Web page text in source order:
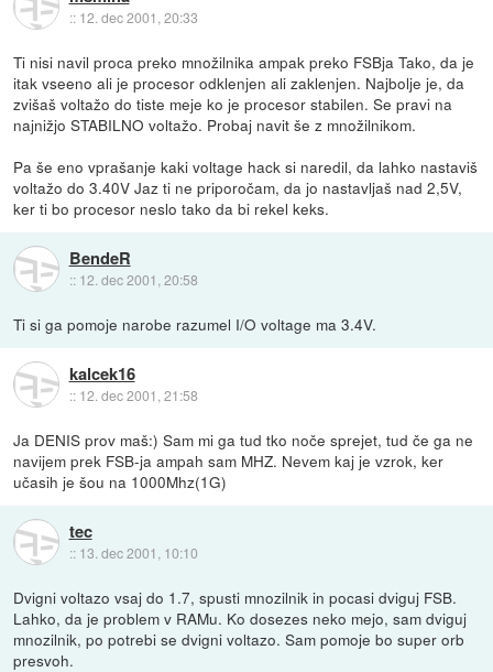
:: 12. dec 2001, 20:33
Ti nisi navil proca preko množilnika ampak preko FSBja Tako, da je
itak vseeno ali je procesor odklenjen ali zaklenjen. Najbolje je, da
zvišaš voltažo do tiste meje ko je procesor stabilen. Se pravi na
najnižjo STABILNO voltažo. Probaj navit še z množilnikom.
Pa še eno vprašanje kaki voltage hack si naredil, da lahko nastaviš
voltažo do 3.40V Jaz ti ne priporočam, da jo nastavljaš nad 2,5V,
ker ti bo procesor neslo tako da bi rekel keks.
BendeR
:: 12. dec 2001, 20:58
Ti si ga pomoje narobe razumel I/O voltage ma 3.4V.
kalcek16
:: 12. dec 2001, 21:58
Ja DENIS prov maš:) Sam mi ga tud tko noče sprejet, tud če ga ne
navijem prek FSB-ja ampah sam MHZ. Nevem kaj je vzrok, ker
učasih je šou na 1000Mhz(1G)
tec
:: 13. dec 2001, 10:10
Dvigni voltazo vsaj do 1.7, spusti mnozilnik in pocasi dviguj FSB.
Lahko, da je problem v RAMu. Ko dosezes neko mejo, sam dviguj
mnozilnik, po potrebi se dvigni voltazo. Sam pomoje bo super orb
presvoh.